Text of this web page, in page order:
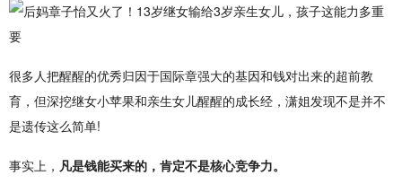
很多人把醒醒的优秀归因于国际章强大的基因和钱对出来的超前教
育，但深挖继女小苹果和亲生女儿醒醒的成长经，潇姐发现不是并不
是遗传这么简单!
事实上， 凡是钱能买来的，肯定不是核心竞争力。